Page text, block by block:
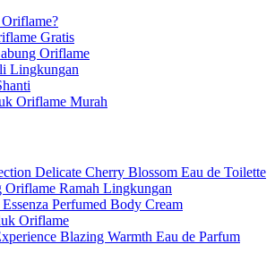
Gratis
Oriflame
Lingkungan
Oriflame Murah
Delicate Cherry Blossom Eau de Toilette
Oriflame Ramah Lingkungan
Perfumed Body Cream
Oriflame
Blazing Warmth Eau de Parfum